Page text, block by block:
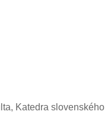
Katedra slovenského